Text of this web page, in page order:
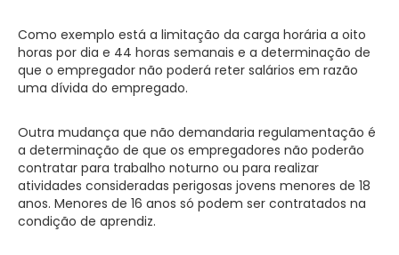
Como exemplo está a limitação da carga horária a oito
horas por dia e 44 horas semanais e a determinação de
que o empregador não poderá reter salários em razão
uma dívida do empregado.
Outra mudança que não demandaria regulamentação é
a determinação de que os empregadores não poderão
contratar para trabalho noturno ou para realizar
atividades consideradas perigosas jovens menores de 18
anos. Menores de 16 anos só podem ser contratados na
condição de aprendiz.